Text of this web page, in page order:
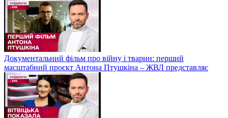
Документальний фільм про війну і тварин: перший
масштабний проєкт Антона Птушкіна – ЖВЛ представляє